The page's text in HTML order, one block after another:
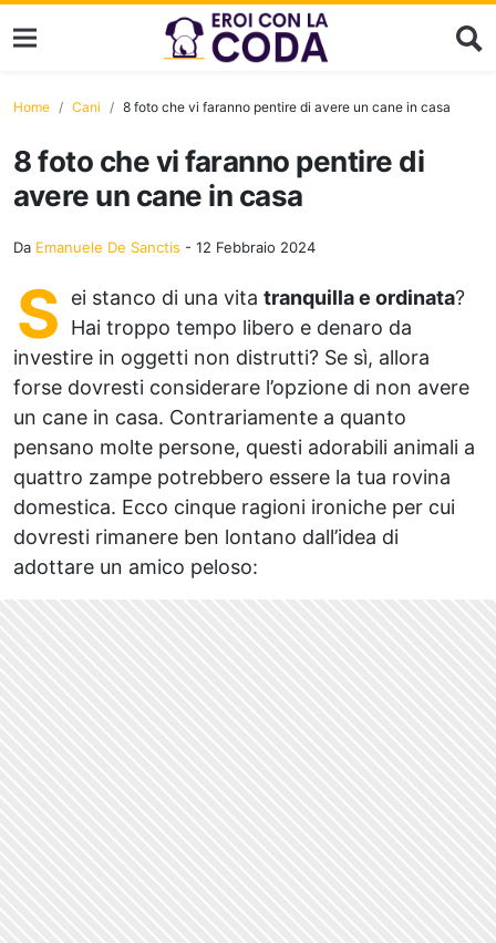
Home Cani 8 foto che vi faranno pentire di avere un cane in casa
8 foto che vi faranno pentire di
avere un cane in casa
Da Emanuele De Sanctis - 12 Febbraio 2024
S ei stanco di una vita tranquilla e ordinata?
Hai troppo tempo libero e denaro da
investire in oggetti non distrutti? Se sì, allora
forse dovresti considerare l’opzione di non avere
un cane in casa. Contrariamente a quanto
pensano molte persone, questi adorabili animali a
quattro zampe potrebbero essere la tua rovina
domestica. Ecco cinque ragioni ironiche per cui
dovresti rimanere ben lontano dall’idea di
adottare un amico peloso: